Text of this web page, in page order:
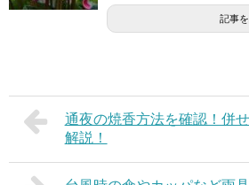
記事
通夜の焼香方法を確認！併
解説！